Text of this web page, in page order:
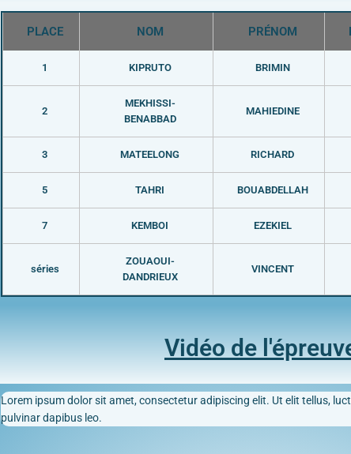
PLACE NOM PRÉNOM
1 KIPRUTO BRIMIN
2
MEKHISSI-
BENABBAD
MAHIEDINE
3 MATEELONG RICHARD
5 TAHRI BOUABDELLAH
7 KEMBOI EZEKIEL
séries
ZOUAOUI-
DANDRIEUX
VINCENT
Vidéo de
Lorem ipsum dolor sit amet, consectetur adipiscing elit. Ut elit tellus,
pulvinar dapibus leo.